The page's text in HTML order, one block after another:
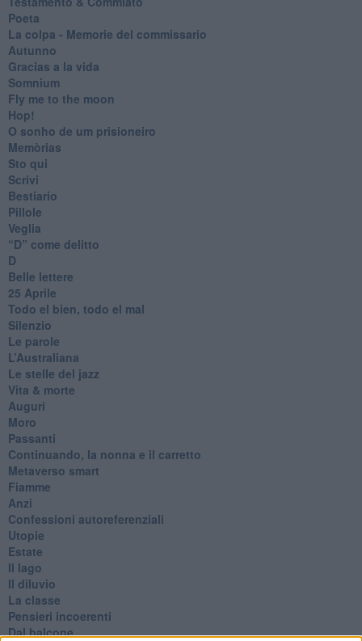
Poeta
​La colpa - Memorie del commissario
Autunno
Gracias a la vida
Somnium
Fly me to the moon
Hop!
O sonho de um prisioneiro
Memòrias
Sto qui
Scrivi
Bestiario
Pillole
Veglia
​“D” come delitto
D
Belle lettere
25 Aprile
Todo el bien, todo el mal
Silenzio
Le parole
​L’Australiana
Le stelle del jazz
Vita & morte
Auguri
Moro
Passanti
Continuando, la nonna e il carretto
Metaverso smart
Fiamme
Anzi
Confessioni autoreferenziali
Utopie
Estate
Il lago
Il diluvio
La classe
Pensieri incoerenti
Dal balcone